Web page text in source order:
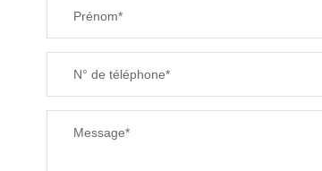
Prénom*
N° de téléphone*
Message*